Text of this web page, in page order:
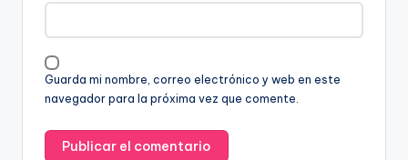
Guarda mi nombre, correo electrónico y web en este
navegador para la próxima vez que comente.